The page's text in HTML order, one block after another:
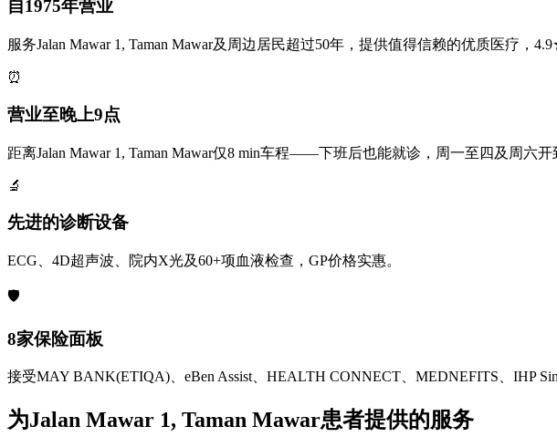
自1975年营业
服务Jalan Mawar 1, Taman Mawar及周边居民超过50年，提供值得信赖的优质医疗，
⏰
营业至晚上9点
距离Jalan Mawar 1, Taman Mawar仅8 min车程——下班后也能就诊，周一至四及周六开
🔬
先进的诊断设备
ECG、4D超声波、院内X光及60+项血液检查，GP价格实惠。
🛡️
8家保险面板
接受MAY BANK(ETIQA)、eBen Assist、HEALTH CONNECT、MEDNEFITS、IHP
为Jalan Mawar 1, Taman Mawar患者提供的服务